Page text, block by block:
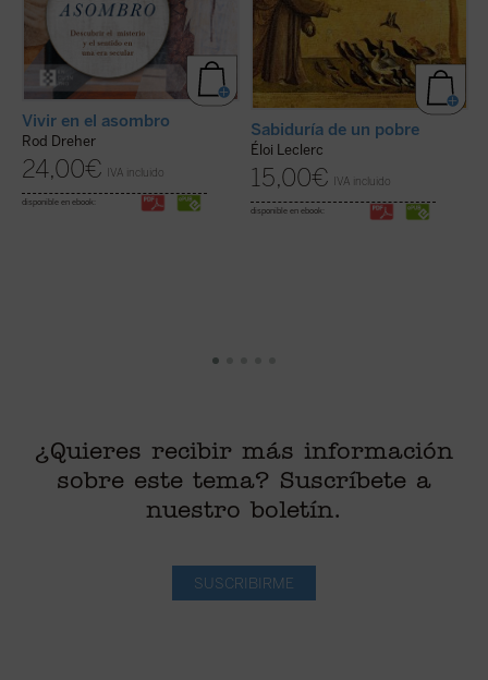
Vivir en el asombro
Rod Dreher
24,00€ IVA incluido
disponible en ebook:
Sabiduría de un pobre
Éloi Leclerc
15,00€ IVA incluido
disponible en ebook:
¿Quieres recibir más información
sobre este tema? Suscríbete a
nuestro boletín.
SUSCRIBIRME